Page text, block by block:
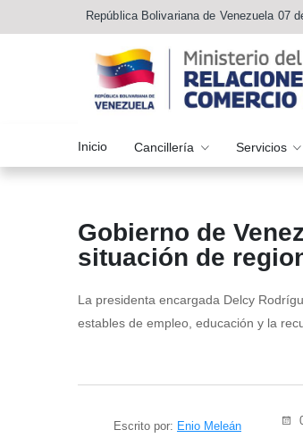
República Bolivariana de Venezuela 07
Inicio Cancillería Servicios
Gobierno de
situación de
La presidenta encargada Delcy
estables de empleo, educación y la
Escrito por: Enio Meleán